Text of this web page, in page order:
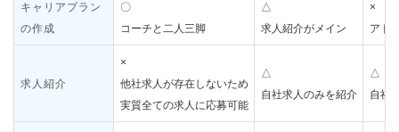
キャリアプラン
の作成
〇
コーチと二人三脚
△
求人紹介がメイン
×
アド
求人紹介
×
他社求人が存在しないため
実質全ての求人に応募可能
△
自社求人のみを紹介
△
自社